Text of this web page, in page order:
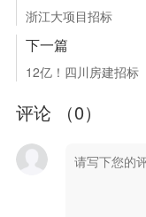
浙江大项目招标
下一篇
12亿！四川房建招标
评论 （0）